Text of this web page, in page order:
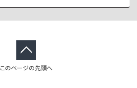
このページの先頭へ